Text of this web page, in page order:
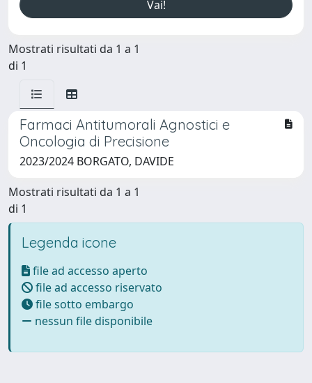
Mostrati risultati da 1 a 1
di 1
Farmaci Antitumorali Agnostici e
Oncologia di Precisione
2023/2024 BORGATO, DAVIDE
Mostrati risultati da 1 a 1
di 1
Legenda icone
file ad accesso aperto
file ad accesso riservato
file sotto embargo
nessun file disponibile